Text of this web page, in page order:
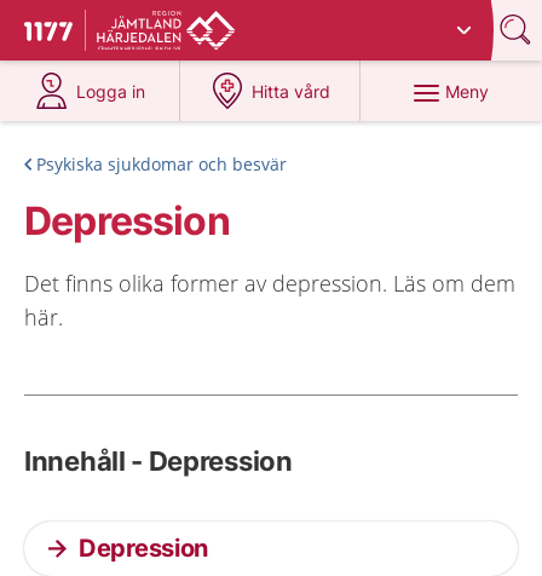
Till startsidan för 1177
Du har valt region
Logga in
på 1177.se
Hitta vård
på 1177.se
Meny
Psykiska sjukdomar och besvär
Depression
Det finns olika former av depression. Läs om dem
här.
Innehåll - Depression
Depression